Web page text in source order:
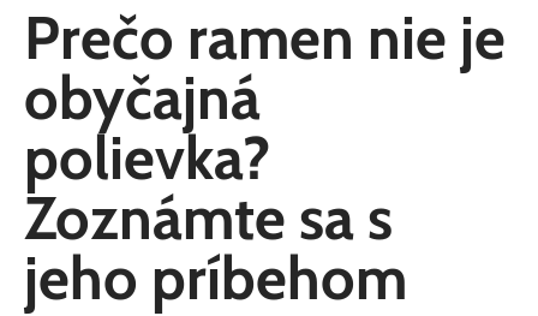
Prečo ramen nie je
obyčajná
polievka?
Zoznámte sa s
jeho príbehom